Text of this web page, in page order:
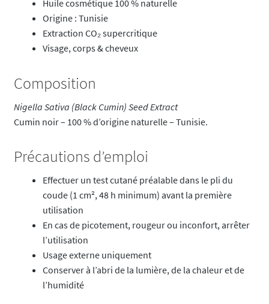
Huile cosmétique 100 % naturelle
Origine : Tunisie
Extraction CO₂ supercritique
Visage, corps & cheveux
Composition
Nigella Sativa (Black Cumin) Seed Extract
Cumin noir – 100 % d’origine naturelle – Tunisie.
Précautions d’emploi
Effectuer un test cutané préalable dans le pli du
coude (1 cm², 48 h minimum) avant la première
utilisation
En cas de picotement, rougeur ou inconfort, arrêter
l’utilisation
Usage externe uniquement
Conserver à l’abri de la lumière, de la chaleur et de
l’humidité